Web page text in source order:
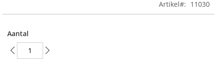
Artikel
11030
Aantal